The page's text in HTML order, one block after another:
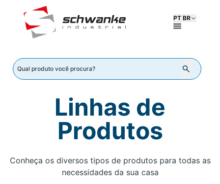
PT BR
Linhas de
Produtos
Conheça os diversos tipos de produtos para todas as
necessidades da sua casa